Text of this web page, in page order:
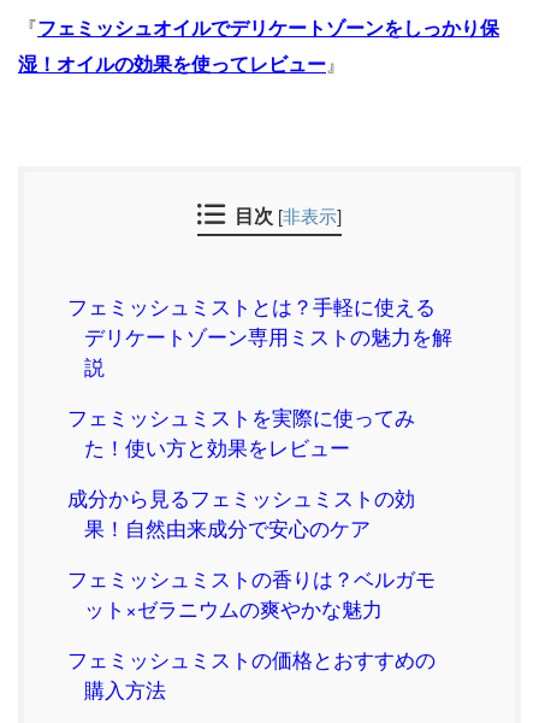
『フェミッシュオイルでデリケートゾーンをしっかり保
湿！オイルの効果を使ってレビュー』
目次 [非表示]
フェミッシュミストとは？手軽に使える
デリケートゾーン専用ミストの魅力を解
説
フェミッシュミストを実際に使ってみ
た！使い方と効果をレビュー
成分から見るフェミッシュミストの効
果！自然由来成分で安心のケア
フェミッシュミストの香りは？ベルガモ
ット×ゼラニウムの爽やかな魅力
フェミッシュミストの価格とおすすめの
購入方法